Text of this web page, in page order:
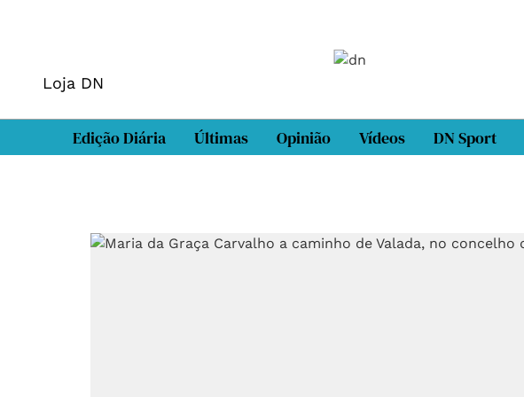
Loja DN
Edição Diária Últimas Opinião Vídeos DN Sport